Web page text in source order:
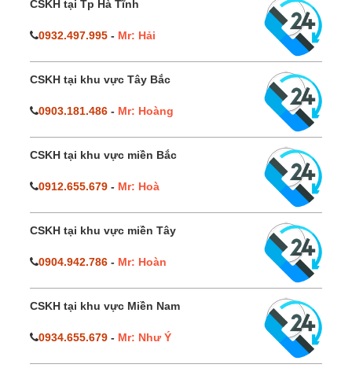
CSKH tại Tp Hà Tĩnh
0932.497.995 - Mr: Hải
CSKH tại khu vực Tây Bắc
0903.181.486 - Mr: Hoàng
CSKH tại khu vực miền Bắc
0912.655.679 - Mr: Hoà
CSKH tại khu vực miền Tây
0904.942.786 - Mr: Hoàn
CSKH tại khu vực Miền Nam
0934.655.679 - Mr: Như Ý